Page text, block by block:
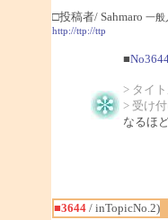
□投稿者/ Sahmaro 一般
http://ttp://ttp
■
> タイ
> 受け
なるほ
■3644/ inTopicNo.2)